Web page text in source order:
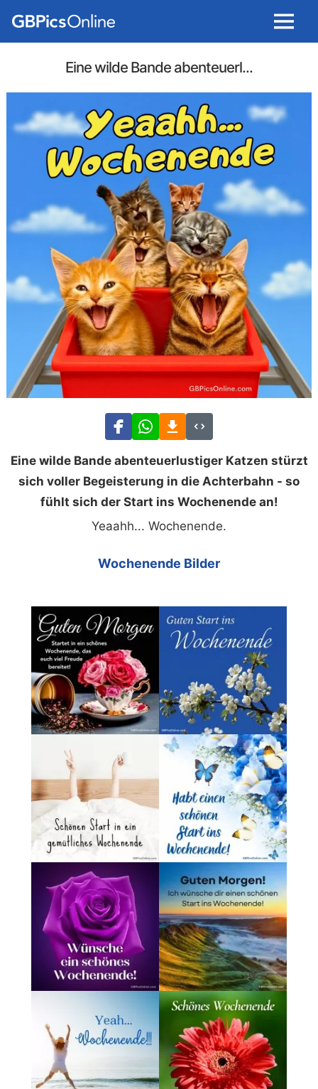
Menu
Eine wilde Bande abenteuerl...
Eine wilde Bande abenteuerlustiger Katzen stürzt
sich voller Begeisterung in die Achterbahn - so
fühlt sich der Start ins Wochenende an!
Yeaahh... Wochenende.
Wochenende Bilder